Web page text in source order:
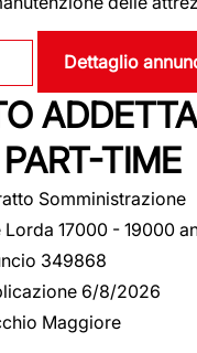
Dettaglio
TIME
Somministrazione
Lorda 17000 - 19000
349868
6/8/2026
Maggiore